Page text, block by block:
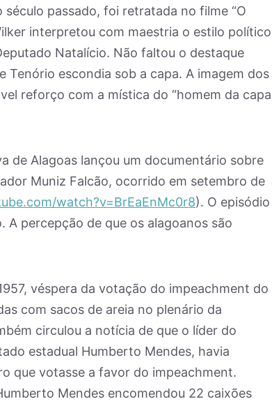
passado, foi retratada no filme “O
interpretou com maestria o estilo político
Natalício. Não faltou o destaque
Tenório escondia sob a capa. A imagem dos
reforço com a mística do “homem da capa
de Alagoas lançou um documentário sobre
Muniz Falcão, ocorrido em setembro de
watch?v=BrEaEnMc0r8). O episódio
percepção de que os alagoanos são
véspera da votação do impeachment do
com sacos de areia no plenário da
circulou a notícia de que o líder do
estadual Humberto Mendes, havia
que votasse a favor do impeachment.
Mendes encomendou 22 caixões